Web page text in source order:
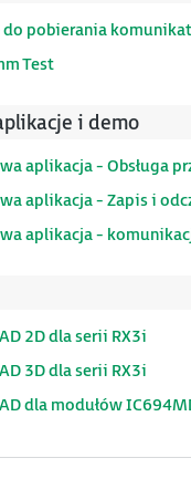
do pobierania
Test
i demo
aplikacja - Obsługa
aplikacja - Zapis i
aplikacja -
2D dla serii RX3i
3D dla serii RX3i
dla modułów